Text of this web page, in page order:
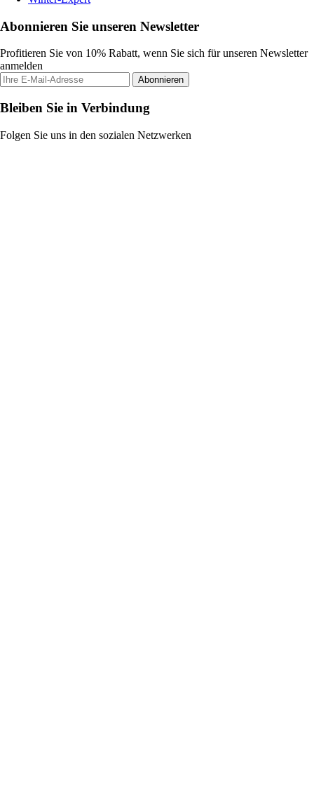
Abonnieren Sie unseren Newsletter
Profitieren Sie von 10% Rabatt, wenn Sie sich für unseren Newsletter
anmelden
Abonnieren
Bleiben Sie in Verbindung
Folgen Sie uns in den sozialen Netzwerken